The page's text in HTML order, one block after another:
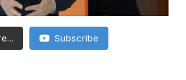
Subscribe